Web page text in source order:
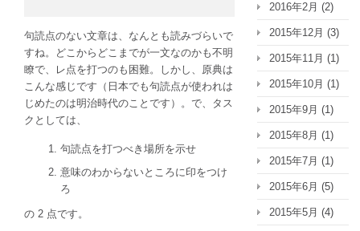
句読点のない文章は、なんとも読みづらいで
すね。どこからどこまでが一文なのかも不明
瞭で、レ点を打つのも困難。しかし、原典は
こんな感じです（日本でも句読点が使われは
じめたのは明治時代のことです）。で、タス
クとしては、
句読点を打つべき場所を示せ
意味のわからないところに印をつけ
ろ
の 2 点です。
2016年2月 (2)
2015年12月 (3)
2015年11月 (1)
2015年10月 (1)
2015年9月 (1)
2015年8月 (1)
2015年7月 (1)
2015年6月 (5)
2015年5月 (4)